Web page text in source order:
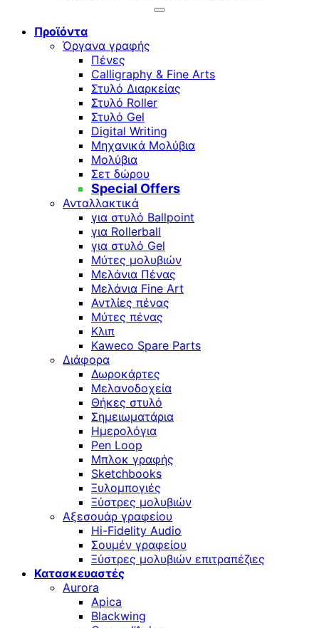
Προϊόντα
Όργανα γραφής
Πένες
Calligraphy & Fine Arts
Στυλό Διαρκείας
Στυλό Roller
Στυλό Gel
Digital Writing
Μηχανικά Μολύβια
Μολύβια
Σετ δώρου
Special Offers
Ανταλλακτικά
για στυλό Ballpoint
για Rollerball
για στυλό Gel
Μύτες μολυβιών
Μελάνια Πένας
Μελάνια Fine Art
Αντλίες πένας
Μύτες πένας
Κλιπ
Kaweco Spare Parts
Διάφορα
Δωροκάρτες
Μελανοδοχεία
Θήκες στυλό
Σημειωματάρια
Ημερολόγια
Pen Loop
Μπλοκ γραφής
Sketchbooks
Ξυλομπογιές
Ξύστρες μολυβιών
Αξεσουάρ γραφείου
Hi-Fidelity Audio
Σουμέν γραφείου
Ξύστρες μολυβιών επιτραπέζιες
Κατασκευαστές
Aurora
Apica
Blackwing